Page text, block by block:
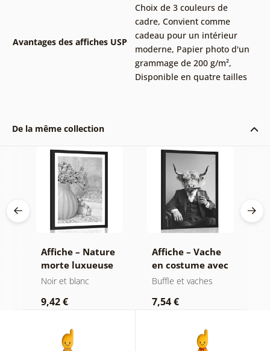
Avantages des affiches USP
Choix de 3 couleurs de
cadre, Convient comme
cadeau pour un intérieur
moderne, Papier photo d'un
grammage de 200 g/m²,
Disponible en quatre tailles
De la même collection
Affiche – Nature
morte luxueuse
en noir et blanc
Noir et blanc
9,42 €
Affiche – Vache
en costume avec
cigare et whisky
Buffle et vaches
7,54 €